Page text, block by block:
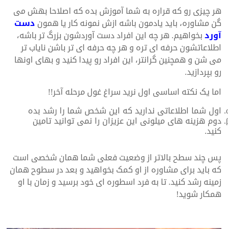
هر چیزی رو که قراره به شما آموزش بده که اصلاحا بهش می
گن مشاوره، باید یادمون باشه ازش نمونه کار یا هموندست
آوردبخواهیم. هر چه این افراد دست آوردشون بزرگ تر باشه،
اطلاعاتشون حرفه ای تره و هر چه حرفه ای تر باشن نایاب تر
می شن و همچنین گرانتر، این افراد رو پیدا کنید و بهای اونها
رو بپردازید.
اما یک نکته اساسی اول نرید سراغ غول مرحله آخر!!
اول شما اطلاعاتی ندارید که این شخص شما را رشد بده
دوم هزینه های میلونی این عزیزان را نمی توانید تامین
کنید.
پس چند سطح بالاتر از وضعیت فعلی شما همان شخصی است
که باید برای مشاوره از او کمک بخواهید و بعد در سطوح همان
زمینه رشد کنید. تا به فرد اسطوره ای خود برسید و زمان با او
همکار شوید!